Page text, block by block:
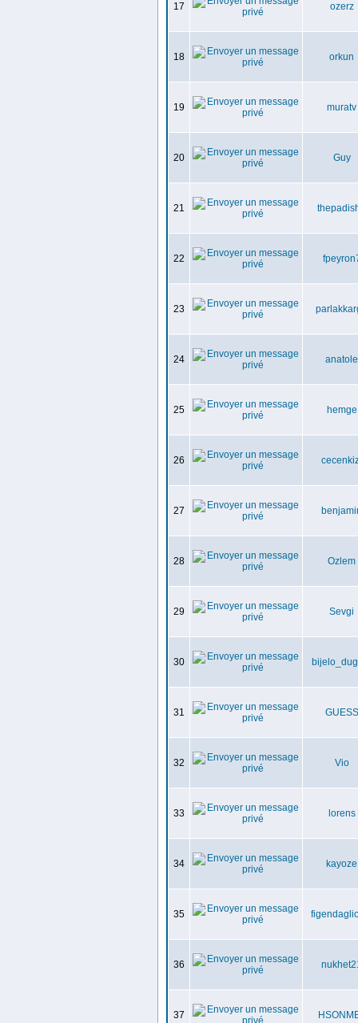
17 ozerz
18 orkun
19 muratv
20 Guy
21
22
23
24 anatole
25 hemge
26
27
28 Ozlem
29 Sevgi
30
31 GUESS
32 Vio
33 lorens
34 kayoze
35
36
37